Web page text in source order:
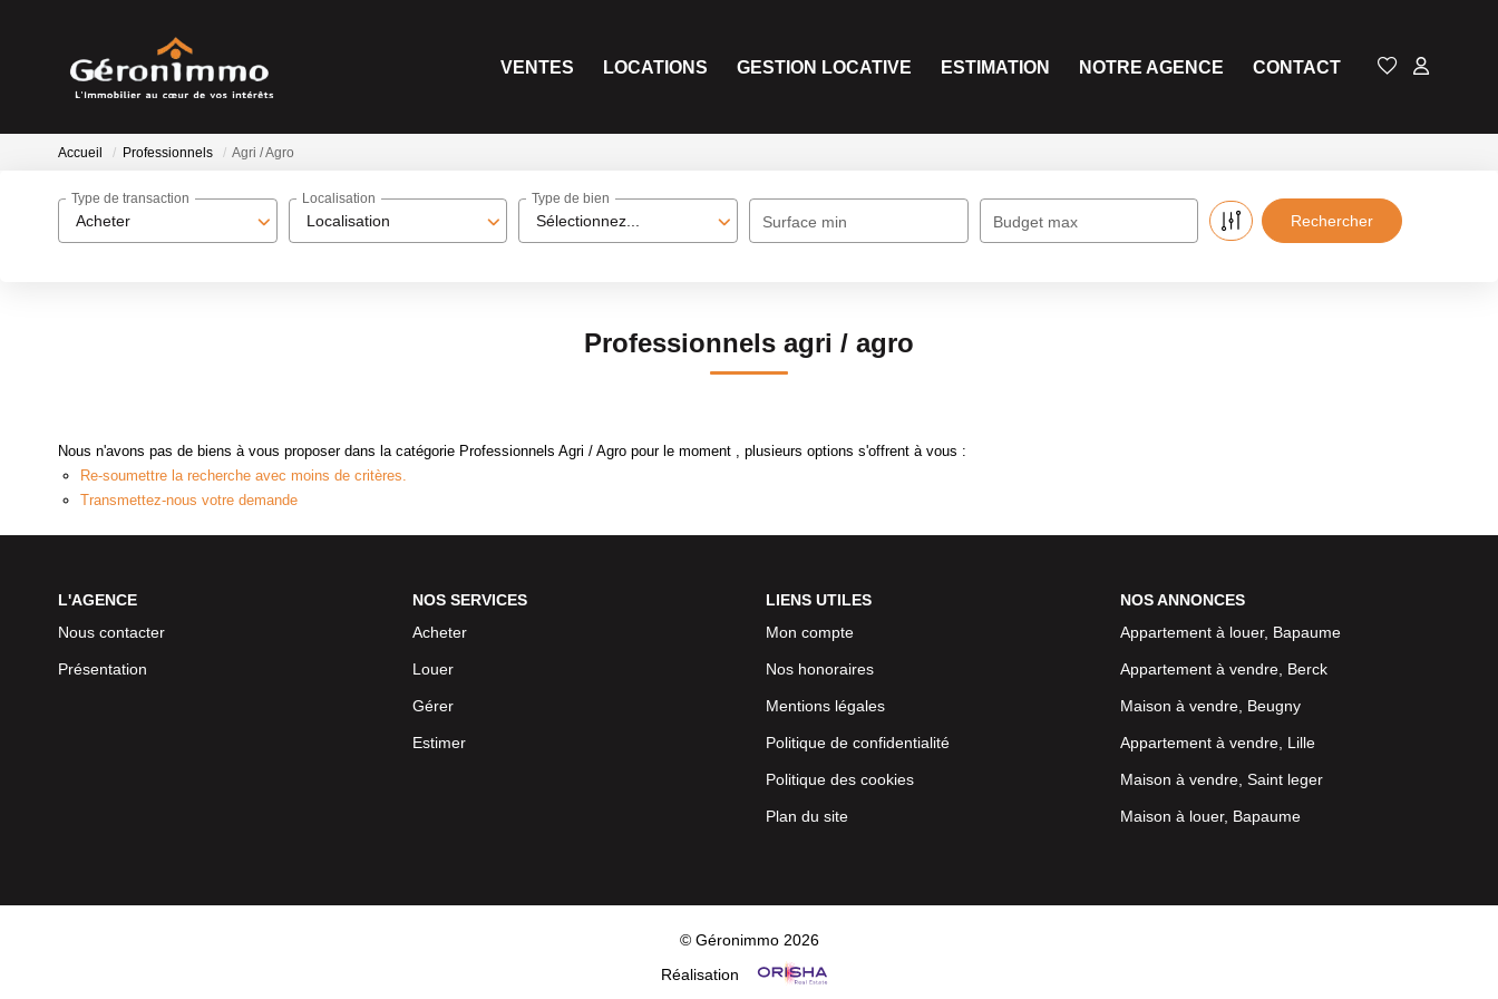
VENTES LOCATIONS GESTION LOCATIVE ESTIMATION NOTRE AGENCE CONTACT
Accueil Professionnels Agri / Agro
Acheter
Type de transaction
Localisation
Localisation
Sélectionnez...
Type de bien
Surface min Budget max
Professionnels agri / agro
Nous n'avons pas de biens à vous proposer dans la catégorie Professionnels Agri / Agro pour le moment , plusieurs options s'offrent à vous :
Re-soumettre la recherche avec moins de critères.
Transmettez-nous votre demande
L'AGENCE
Nous contacter
Présentation
NOS SERVICES
Acheter
Louer
Gérer
Estimer
LIENS UTILES
Mon compte
Nos honoraires
Mentions légales
Politique de confidentialité
Politique des cookies
Plan du site
NOS ANNONCES
Appartement à louer, Bapaume
Appartement à vendre, Berck
Maison à vendre, Beugny
Appartement à vendre, Lille
Maison à vendre, Saint leger
Maison à louer, Bapaume
© Géronimmo 2026
Réalisation